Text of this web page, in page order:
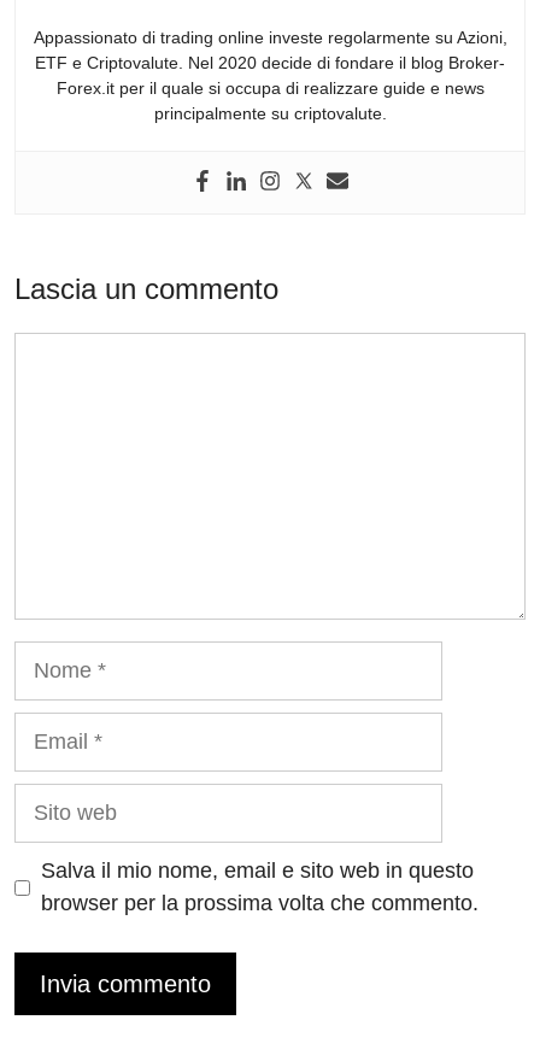
Appassionato di trading online investe regolarmente su Azioni,
ETF e Criptovalute. Nel 2020 decide di fondare il blog Broker-
Forex.it per il quale si occupa di realizzare guide e news
principalmente su criptovalute.
Lascia un commento
Sito
Salva il mio nome, email e sito web in questo
browser per la prossima volta che commento.